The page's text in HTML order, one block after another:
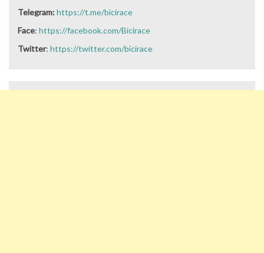
Telegram:https://t.me/bicirace
Face: https://facebook.com/Bicirace
Twitter: https://twitter.com/bicirace